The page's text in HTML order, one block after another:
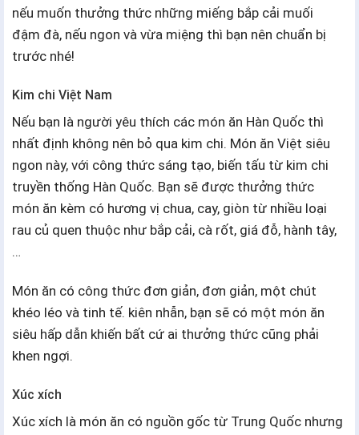
nếu muốn thưởng thức những miếng bắp cải muối
đậm đà, nếu ngon và vừa miệng thì bạn nên chuẩn bị
trước nhé!
Kim chi Việt Nam
Nếu bạn là người yêu thích các món ăn Hàn Quốc thì
nhất định không nên bỏ qua kim chi. Món ăn Việt siêu
ngon này, với công thức sáng tạo, biến tấu từ kim chi
truyền thống Hàn Quốc. Bạn sẽ được thưởng thức
món ăn kèm có hương vị chua, cay, giòn từ nhiều loại
rau củ quen thuộc như bắp cải, cà rốt, giá đỗ, hành tây,
…
Món ăn có công thức đơn giản, đơn giản, một chút
khéo léo và tinh tế. kiên nhẫn, bạn sẽ có một món ăn
siêu hấp dẫn khiến bất cứ ai thưởng thức cũng phải
khen ngợi.
Xúc xích
Xúc xích là món ăn có nguồn gốc từ Trung Quốc nhưng